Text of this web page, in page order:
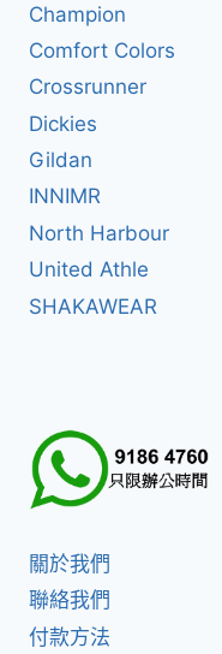
Champion
Comfort Colors
Crossrunner
Dickies
Gildan
INNIMR
North Harbour
United Athle
SHAKAWEAR
關於我們
聯絡我們
付款方法